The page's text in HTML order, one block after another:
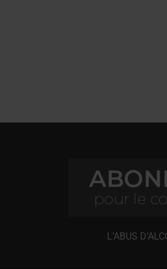
L’ABUS